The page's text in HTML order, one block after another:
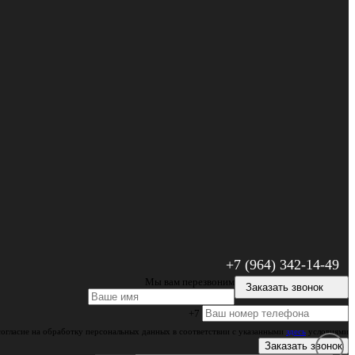
+7 (964) 342-14-49
Заказать звонок
Мы вам перезвоним
+7
на обработку персональных данных в соответствии с указанными здесь условиями